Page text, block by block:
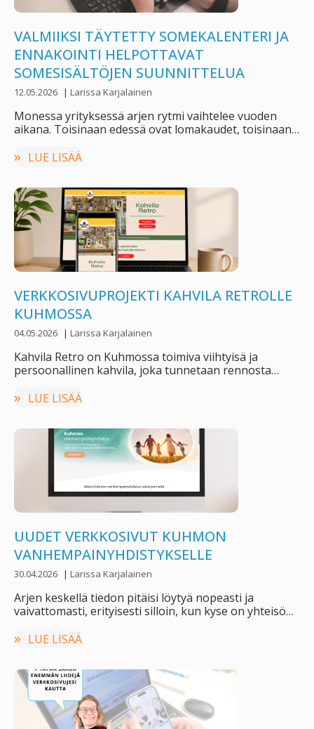
VALMIIKSI TÄYTETTY SOMEKALENTERI JA
ENNAKOINTI HELPOTTAVAT
SOMESISÄLTÖJEN SUUNNITTELUA
12.05.2026 | Larissa Karjalainen
Monessa yrityksessä arjen rytmi vaihtelee vuoden
aikana. Toisinaan edessä ovat lomakaudet, toisinaan
LUE LISÄÄ
VERKKOSIVUPROJEKTI KAHVILA RETROLLE
KUHMOSSA
04.05.2026 | Larissa Karjalainen
Kahvila Retro on Kuhmossa toimiva viihtyisä ja
persoonallinen kahvila, joka tunnetaan rennosta
LUE LISÄÄ
UUDET VERKKOSIVUT KUHMON
VANHEMPAINYHDISTYKSELLE
30.04.2026 | Larissa Karjalainen
Arjen keskellä tiedon pitäisi löytyä nopeasti ja
vaivattomasti, erityisesti silloin, kun kyse on yhteisön
LUE LISÄÄ